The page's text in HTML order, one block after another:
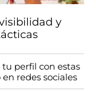
y
perfil con estas
redes sociales